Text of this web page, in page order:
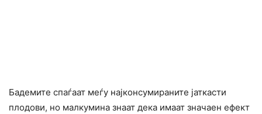
Бадемите спаѓаат меѓу најконсумираните јаткасти
плодови, но малкумина знаат дека имаат значаен ефект